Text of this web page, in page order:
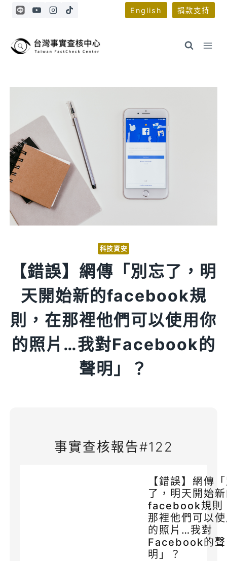
Skip
English 捐款支持
科技資安
【錯誤】網傳「別忘了，明
天開始新的facebook規
則，在那裡他們可以使用你
的照片…我對Facebook的
聲明」？
事實查核報告#122
【錯誤】網傳
了，明天開始
facebook規則
那裡他們可以
的照片…我對
Facebook的聲
明」？